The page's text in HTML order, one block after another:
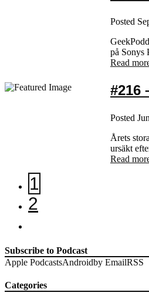
Posted
på Sonys
Read
#216
Posted
Årets
ursäkt
Read
1
2
Subscribe to Podcast
Apple PodcastsAndroidby EmailRSS
Categories